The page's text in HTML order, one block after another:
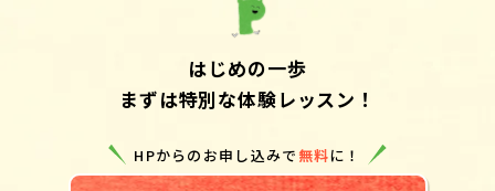
はじめの一歩
まずは特別な体験レッスン！
HPからのお申し込みで無料に！